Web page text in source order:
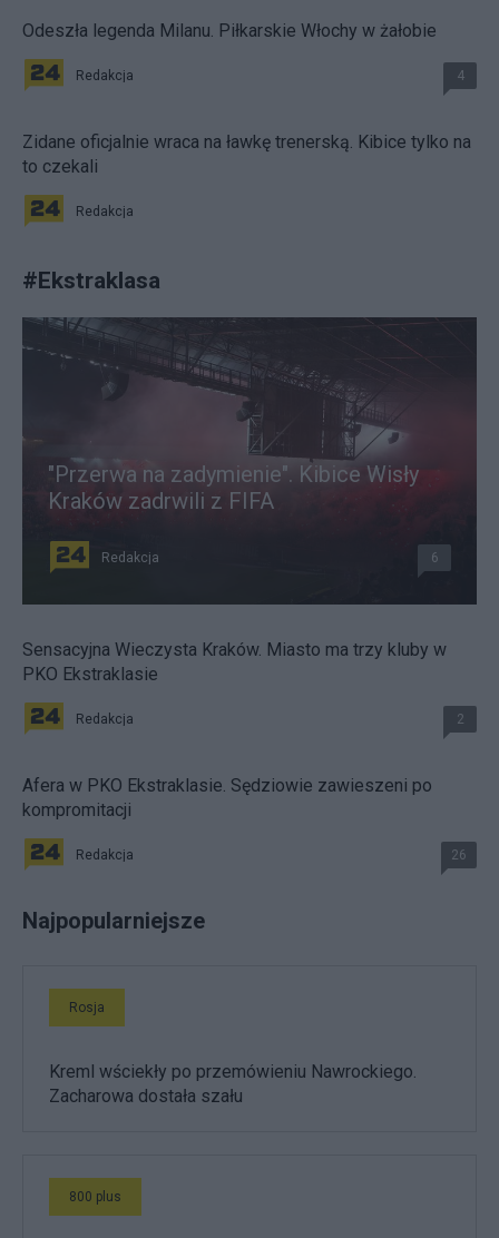
Odeszła legenda Milanu. Piłkarskie Włochy w żałobie
Redakcja 4
Zidane oficjalnie wraca na ławkę trenerską. Kibice tylko na
to czekali
Redakcja
#Ekstraklasa
"Przerwa na zadymienie". Kibice Wisły
Kraków zadrwili z FIFA
Redakcja 6
Sensacyjna Wieczysta Kraków. Miasto ma trzy kluby w
PKO Ekstraklasie
Redakcja 2
Afera w PKO Ekstraklasie. Sędziowie zawieszeni po
kompromitacji
Redakcja 26
Najpopularniejsze
Rosja
Kreml wściekły po przemówieniu Nawrockiego.
Zacharowa dostała szału
800 plus